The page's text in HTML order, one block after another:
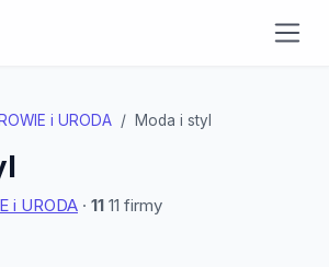
i URODA Moda i styl
i URODA · 11 11 firmy